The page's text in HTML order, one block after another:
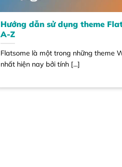
Hướng dẫn sử dụng theme
A-Z
Flatsome là một trong những theme
nhất hiện nay bởi tính [...]